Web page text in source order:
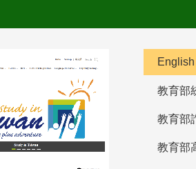
English
教育部
教育部